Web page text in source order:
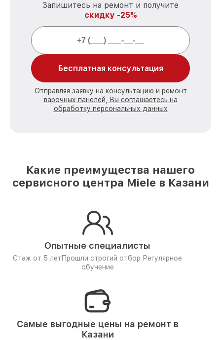
Запишитесь на ремонт и получите
скидку -25%
Бесплатная консультация
Отправляя заявку на консультацию и ремонт
варочных панелей, Вы соглашаетесь на
обработку персональных данных
Какие преимущества нашего
сервисного центра Miele в Казани
Опытные специалисты
Стаж от 5 лет Прошли строгий отбор Регулярное
обучение
Самые выгодные цены на ремонт в
Казани